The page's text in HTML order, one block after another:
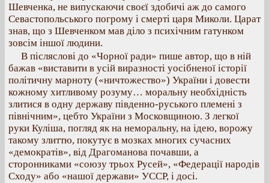
Шевченка, не випускаючи своєї здобичі аж до самого
Севастопольського погрому і смерті царя Миколи. Царат
знав, що з Шевченком мав діло з психічним гатунком
зовсім іншої людини.
В післяслові до «Чорної ради» пише автор, що в ній
бажав «виставити в усій виразності уосібненої історії
політичну марноту («ничтожество») України і довести
кожному хитливому розуму… моральну необхідність
злитися в одну державу південно-руського племені з
північним», цебто України з Московщиною. З легкої
руки Куліша, погляд як на неморальну, на ідею, ворожу
такому злиттю, покутує в мозках многих сучасних
«демократів», від Драгоманова почавши, а
сторонниками «союзу трьох Русей», «Федерації народів
Сходу» або «нашої держави» УССР, і досі.